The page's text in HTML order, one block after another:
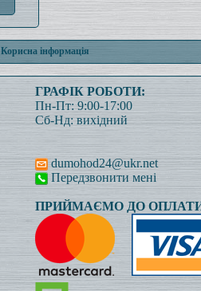
Корисна інформація
ГРАФІК РОБОТИ:
Пн-Пт: 9:00-17:00
Сб-Нд: вихідний
dumohod24@ukr.net
Передзвонити мені
ПРИЙМАЄМО ДО